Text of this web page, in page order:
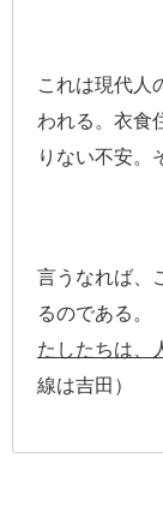
これは現代人
われる。衣食
りない不安。
言うなれば、
るのである。
たしたちは、
線は吉田）